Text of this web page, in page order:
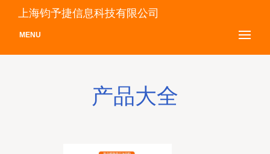
上海钧予捷信息科技有限公司
MENU
产品大全